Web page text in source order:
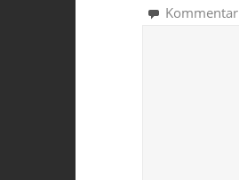
Kommentar